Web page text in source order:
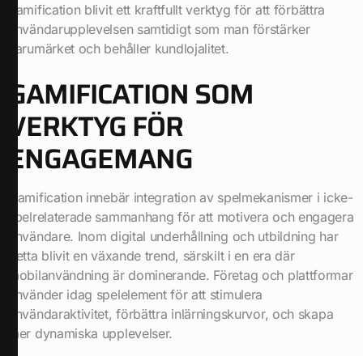
gamification blivit ett kraftfullt verktyg för att förbättra
användarupplevelsen samtidigt som man förstärker
varumärket och behåller kundlojalitet.
GAMIFICATION SOM
VERKTYG FÖR
ENGAGEMANG
Gamification innebär integration av spelmekanismer i icke-
spelrelaterade sammanhang för att motivera och engagera
användare. Inom digital underhållning och utbildning har
detta blivit en växande trend, särskilt i en era där
mobilanvändning är dominerande. Företag och plattformar
använder idag spelelement för att stimulera
användaraktivitet, förbättra inlärningskurvor, och skapa
mer dynamiska upplevelser.